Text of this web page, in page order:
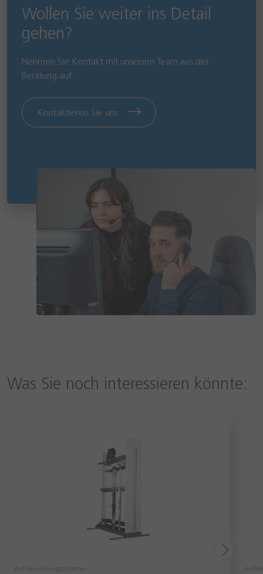
Wollen Sie weiter ins Detail
gehen?
Nehmen Sie Kontakt mit unserem Team aus der
Beratung auf.
Kontaktieren Sie uns
Was Sie noch interessieren könnte:
Aufbewahrungssysteme